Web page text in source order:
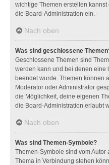
wichtige Themen erstellen
die Board-Administration ein.
Nach oben
Was sind geschlossene
Geschlossene Themen sind
werden kann und bei denen eine
beendet wurde. Themen können
Moderator oder Administrator
die Möglichkeit, deine eigenen
die Board-Administration erlaubt
Nach oben
Was sind Themen-Symbole?
Themen-Symbole sind vom
Thema in Verbindung stehen